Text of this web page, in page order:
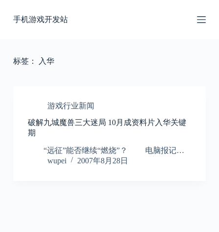
过
手机游戏开发站
标签： 入华
游戏行业新闻
破解九城魔兽三大迷局 10月成资料片入华关键
期
“远征”能否继续“燃烧”？ 电脑报记…
wupei
2007年8月28日